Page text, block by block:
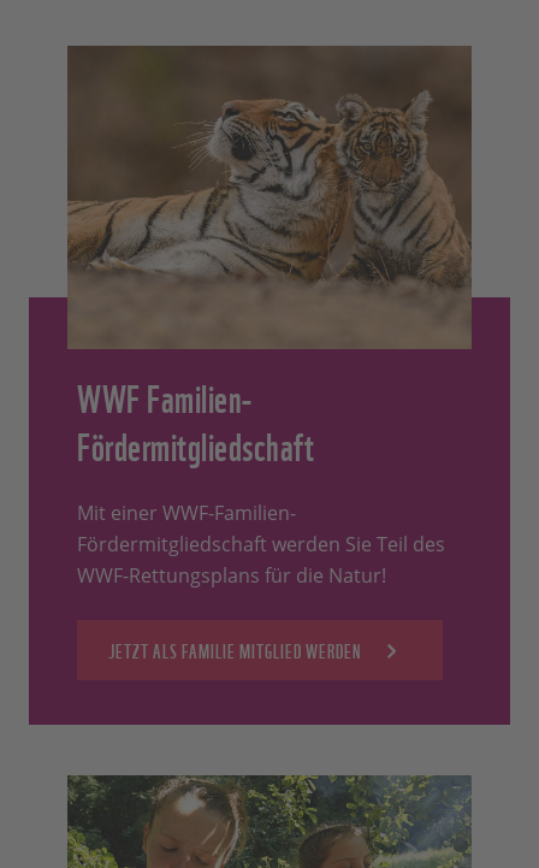
WWF Familien-
Fördermitgliedschaft
Mit einer WWF-Familien-
Fördermitgliedschaft werden Sie Teil des
WWF-Rettungsplans für die Natur!
JETZT ALS FAMILIE MITGLIED WERDEN